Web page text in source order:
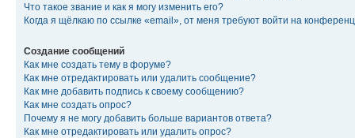
Что такое звание и как я могу изменить его?
Когда я щёлкаю по ссылке «email», от меня требуют войти на
Создание сообщений
Как мне создать тему в форуме?
Как мне отредактировать или удалить сообщение?
Как мне добавить подпись к своему сообщению?
Как мне создать опрос?
Почему я не могу добавить больше вариантов ответа?
Как мне отредактировать или удалить опрос?